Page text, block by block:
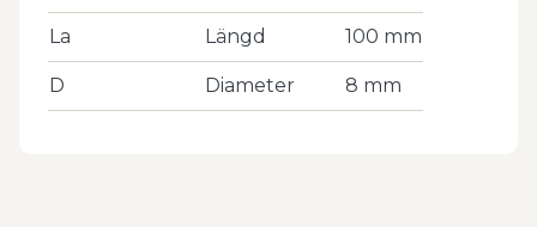
La Längd 100 mm
D Diameter 8 mm